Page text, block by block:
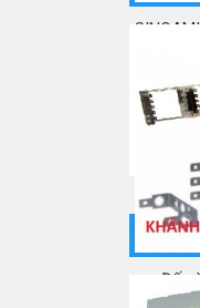
Đế
10/20/